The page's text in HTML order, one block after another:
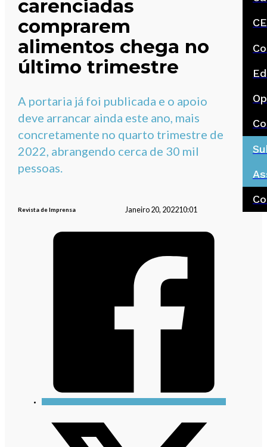
carenciadas
comprarem
alimentos chega no
último trimestre
A portaria já foi publicada e o apoio
deve arrancar ainda este ano, mais
concretamente no quarto trimestre de
2022, abrangendo cerca de 30 mil
pessoas.
Revista de Imprensa Janeiro 20, 202210:01